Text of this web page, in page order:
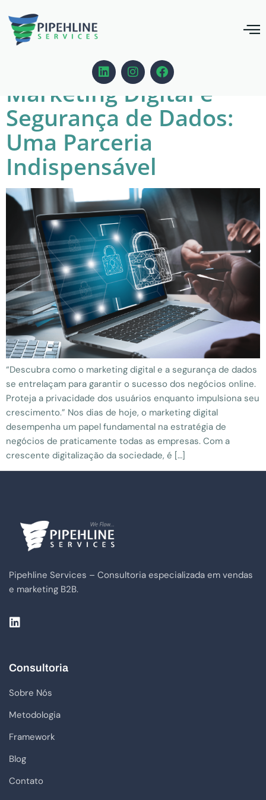
Tag: dados
Marketing Digital e
Segurança de Dados:
Uma Parceria
Indispensável
“Descubra como o marketing digital e a segurança de dados
se entrelaçam para garantir o sucesso dos negócios online.
Proteja a privacidade dos usuários enquanto impulsiona seu
crescimento.” Nos dias de hoje, o marketing digital
desempenha um papel fundamental na estratégia de
negócios de praticamente todas as empresas. Com a
crescente digitalização da sociedade, é […]
Pipehline Services – Consultoria especializada em vendas
e marketing B2B.
Consultoria
Sobre Nós
Metodologia
Framework
Blog
Contato